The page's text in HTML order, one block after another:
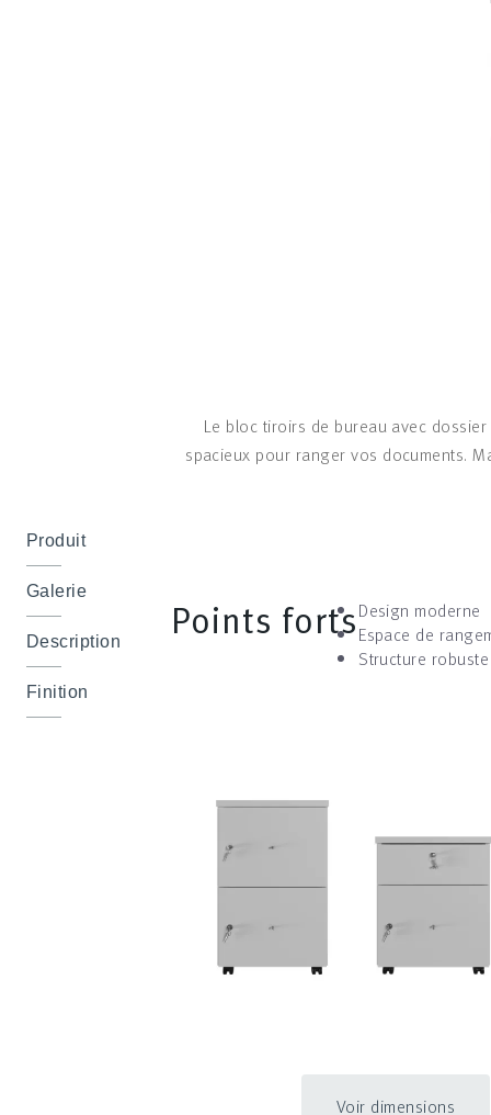
Produit
Galerie
Description
Finition
Le bloc tiroirs de bureau avec
spacieux pour ranger vos documents.
Points fortsDesign moderne
Espace de
Structure
Voir dimensions